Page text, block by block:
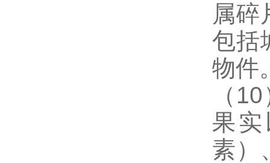
属碎
包括
物件
（
果
素）